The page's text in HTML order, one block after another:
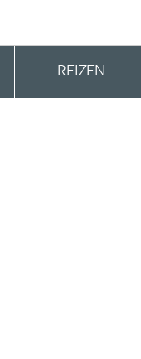
REIZEN